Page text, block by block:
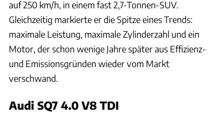
auf 250 km/h, in einem fast 2,7-Tonnen-SUV.
Gleichzeitig markierte er die Spitze eines Trends:
maximale Leistung, maximale Zylinderzahl und ein
Motor, der schon wenige Jahre später aus Effizienz-
und Emissionsgründen wieder vom Markt
verschwand.
Audi SQ7 4.0 V8 TDI